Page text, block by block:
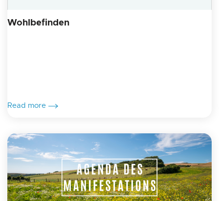
Wohlbefinden
Read more